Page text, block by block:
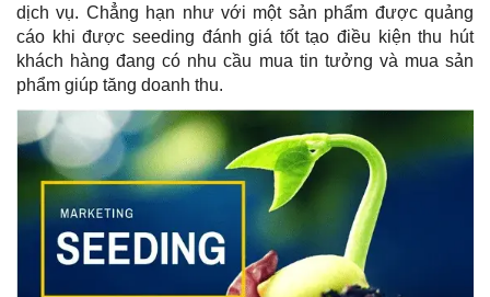
dịch vụ. Chẳng hạn như với một sản phẩm được quảng
cáo khi được seeding đánh giá tốt tạo điều kiện thu hút
khách hàng đang có nhu cầu mua tin tưởng và mua sản
phẩm giúp tăng doanh thu.